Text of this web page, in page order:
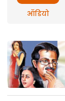
ऑडियो